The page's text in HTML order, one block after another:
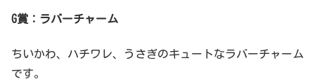
G賞：ラバーチャーム
ちいかわ、ハチワレ、うさぎのキュートなラバーチャーム
です。